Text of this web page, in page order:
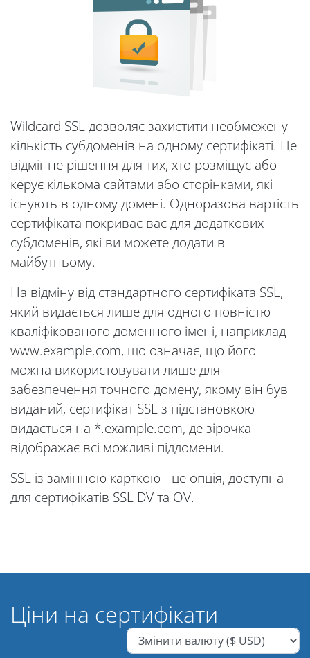
Wildcard SSL дозволяє захистити необмежену
кількість субдоменів на одному сертифікаті. Це
відмінне рішення для тих, хто розміщує або
керує кількома сайтами або сторінками, які
існують в одному домені. Одноразова вартість
сертифіката покриває вас для додаткових
субдоменів, які ви можете додати в
майбутньому.
На відміну від стандартного сертифіката SSL,
який видається лише для одного повністю
кваліфікованого доменного імені, наприклад
www.example.com, що означає, що його
можна використовувати лише для
забезпечення точного домену, якому він був
виданий, сертифікат SSL з підстановкою
видається на *.example.com, де зірочка
відображає всі можливі піддомени.
SSL із замінною карткою - це опція, доступна
для сертифікатів SSL DV та OV.
Ціни на сертифікати